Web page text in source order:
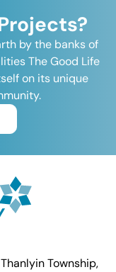
by the banks of
The Good Life
on its unique
Township,